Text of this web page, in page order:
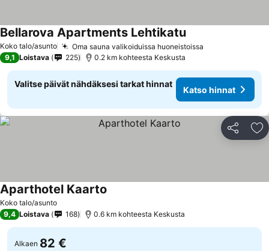
Koko talo/asunto Oma sauna valikoiduissa huoneistoissa
Bellarova Apartments Lehtikatu
9,1 Loistava 225 0.2 km kohteesta Keskusta
Valitse päivät nähdäksesi tarkat hinnat
Katso hinnat
Jaa
Koko talo/asunto
Aparthotel Kaarto
9,4 Loistava 168 0.6 km kohteesta Keskusta
Alkaen 82 €